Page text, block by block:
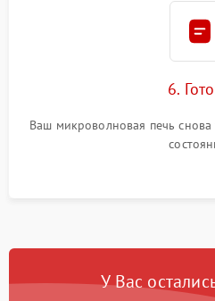
6.
Ваш микроволновая печь
У Вас